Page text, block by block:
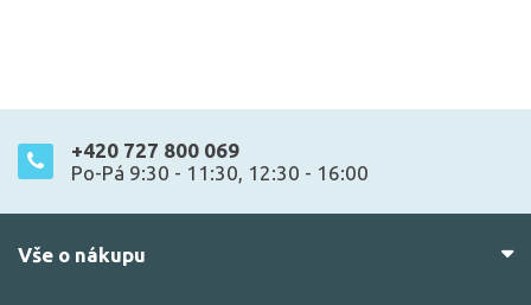
+420 727 800 069
Po-Pá 9:30 - 11:30, 12:30 - 16:00
Vše o nákupu